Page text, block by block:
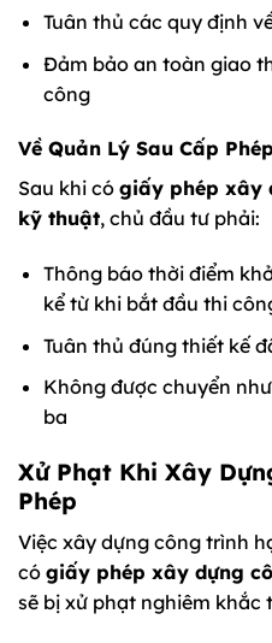
Tuân thủ các quy định
Đảm bảo an toàn giao
công
Về Quản Lý Sau Cấp Phép
Sau khi có giấy phép xây
kỹ thuật, chủ đầu tư phải:
Thông báo thời điểm
kể từ khi bắt đầu thi
Tuân thủ đúng thiết kế
Không được chuyển
ba
Xử Phạt Khi Xây
Phép
Việc xây dựng công trình
có giấy phép xây dựng
sẽ bị xử phạt nghiêm khắc